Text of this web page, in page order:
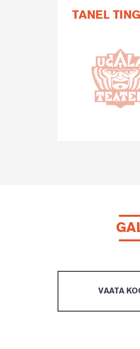
TANEL TING
VAATA